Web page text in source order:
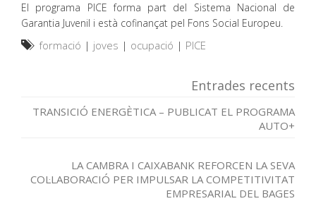
El programa PICE forma part del Sistema Nacional de
Garantia Juvenil i està cofinançat pel Fons Social Europeu.
formació | joves | ocupació | PICE
Entrades recents
TRANSICIÓ ENERGÈTICA – PUBLICAT EL PROGRAMA
AUTO+
LA CAMBRA I CAIXABANK REFORCEN LA SEVA
COL·LABORACIÓ PER IMPULSAR LA COMPETITIVITAT
EMPRESARIAL DEL BAGES